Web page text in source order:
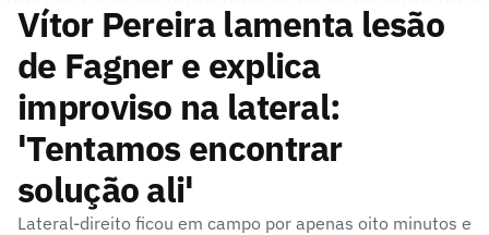
Vítor Pereira lamenta lesão
de Fagner e explica
improviso na lateral:
'Tentamos encontrar
solução ali'
Lateral-direito ficou em campo por apenas oito minutos e